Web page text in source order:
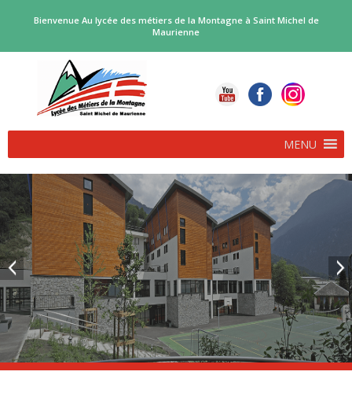
Bienvenue Au lycée des métiers de la Montagne à Saint Michel de
Maurienne
MENU
PROCEDURE D’AFFECTATION EN FORMATIONS BI-
QUALIFIANTES…
POLE SKI ALPINISME RENTREE 2026
Deux voies d’accès complémentaires, pour les bacs professionnels
biqualifiants proposés par le […]
DANS LE DAUPHINÉ LIBÉRÉ…
A l’occasion des 40 ans du bac pro, une table ronde « Parcours […]